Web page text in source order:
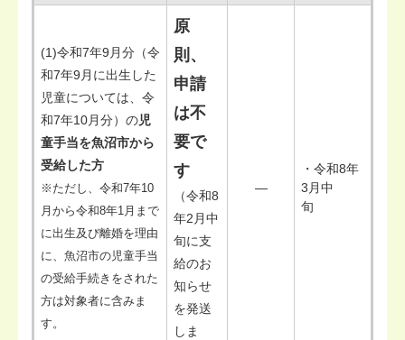
(1)令和7年9月分（令
和7年9月に出生した
児童については、令
和7年10月分）の児
童手当を魚沼市から
受給した方
※ただし、令和7年10
月から令和8年1月まで
に出生及び離婚を理由
に、魚沼市の児童手当
の受給手続きをされた
方は対象者に含みま
す。
原
則、
申請
は不
要で
す
（令和8
年2月中
旬に支
給のお
知らせ
を発送
しま
―
・令和8年
3月中
旬